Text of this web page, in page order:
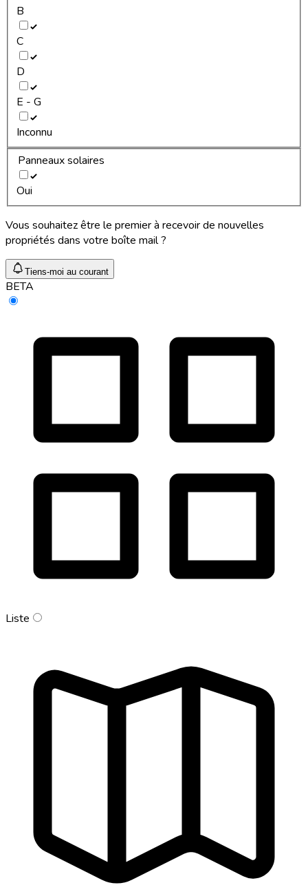
B
C
D
E - G
Inconnu
Panneaux solaires
Oui
Vous souhaitez être le premier à recevoir de nouvelles
propriétés dans votre boîte mail ?
Tiens-moi au courant
BETA
Liste